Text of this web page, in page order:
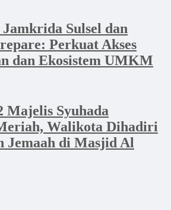
Sulsel dan
Perkuat Akses
dan Ekosistem UMKM
Majelis Syuhada
Walikota Dihadiri
Jemaah di Masjid Al